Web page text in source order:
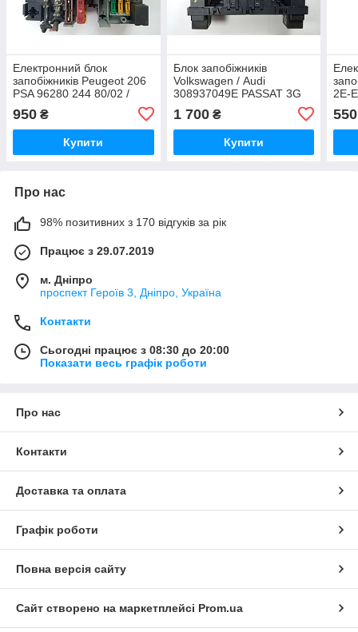
Електронний блок
запобіжників Peugeot 206
PSA 96280 244 80/02 /
PSA962802448002 / DAV 3
11559/04 / DAV31155904
950 ₴
Купити
Блок запобіжників
Volkswagen / Audi
308937049E PASSAT 3G
1 700₴
Купити
2E-
550
Про нас
98% позитивних з 170 відгуків за рік
Працює з 29.07.2019
м. Дніпро
проспект Героїв 3, Дніпро, Україна
Контакти
Сьогодні працює з 08:30 до 20:00
Показати весь графік роботи
Про нас
Контакти
Доставка та оплата
Графік роботи
Повна версія сайту
Сайт створено на маркетплейсі Prom.ua